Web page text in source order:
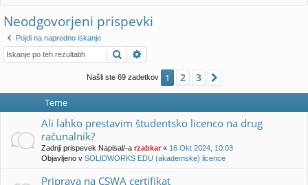
ov
ez
av
a
rir
Neodgovorjeni prispevki
Pojdi na napredno iskanje
Iskanje
Našli ste 69 zadetkov 1 2 3
Teme
Ali lahko prestavim študentsko licenco na drug
računalnik?
Zadnji prispevek Napisal/-a rzabkar « 16 Okt 2024, 10:03
Objavljeno v SOLIDWORKS EDU (akademske) licence
Priprava na CSWA certifikat